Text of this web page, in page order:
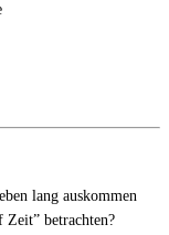
lang auskommen
Zeit” betrachten?